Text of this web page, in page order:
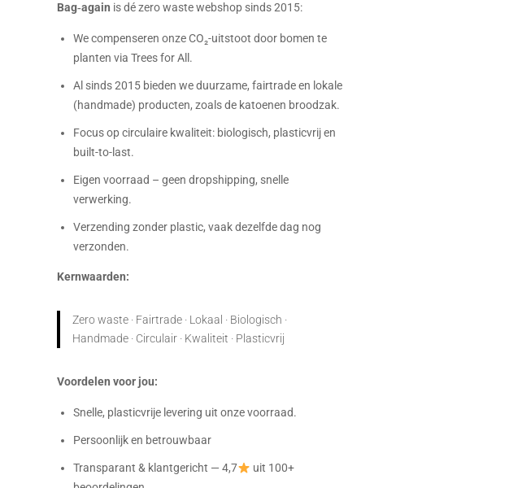
Bag‑again is dé zero waste webshop sinds 2015:
We compenseren onze CO₂-uitstoot door bomen te
planten via Trees for All.
Al sinds 2015 bieden we duurzame, fairtrade en lokale
(handmade) producten, zoals de katoenen broodzak.
Focus op circulaire kwaliteit: biologisch, plasticvrij en
built-to-last.
Eigen voorraad – geen dropshipping, snelle
verwerking.
Verzending zonder plastic, vaak dezelfde dag nog
verzonden.
Kernwaarden:
Zero waste · Fairtrade · Lokaal · Biologisch ·
Handmade · Circulair · Kwaliteit · Plasticvrij
Voordelen voor jou:
Snelle, plasticvrije levering uit onze voorraad.
Persoonlijk en betrouwbaar
Transparant & klantgericht — 4,7
uit 100+